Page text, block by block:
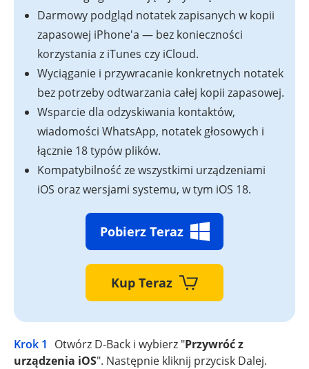
Darmowy podgląd notatek zapisanych w kopii
zapasowej iPhone'a — bez konieczności
korzystania z iTunes czy iCloud.
Wyciąganie i przywracanie konkretnych notatek
bez potrzeby odtwarzania całej kopii zapasowej.
Wsparcie dla odzyskiwania kontaktów,
wiadomości WhatsApp, notatek głosowych i
łącznie 18 typów plików.
Kompatybilność ze wszystkimi urządzeniami
iOS oraz wersjami systemu, w tym iOS 18.
Pobierz Teraz
Kup Teraz
Krok 1 Otwórz D-Back i wybierz "Przywróć z
urządzenia iOS". Następnie kliknij przycisk Dalej.